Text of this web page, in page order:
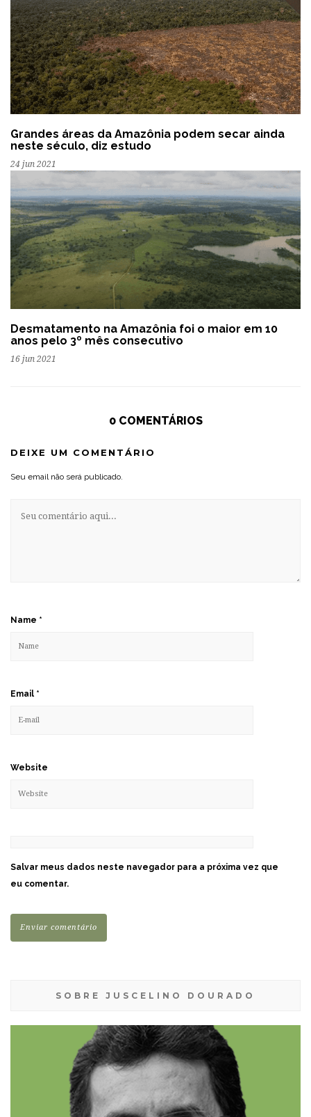
Grandes áreas da Amazônia podem secar ainda
neste século, diz estudo
24 jun 2021
Desmatamento na Amazônia foi o maior em 10
anos pelo 3º mês consecutivo
16 jun 2021
0 COMENTÁRIOS
DEIXE UM COMENTÁRIO
Seu email não será publicado.
Name *
Email *
Website
Salvar meus dados neste navegador para a próxima vez que
eu comentar.
SOBRE JUSCELINO DOURADO